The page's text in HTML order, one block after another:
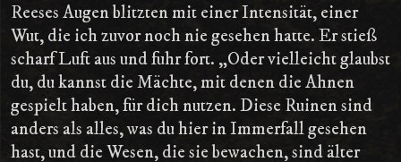
Reeses Augen blitzten mit einer Intensität, einer
Wut, die ich zuvor noch nie gesehen hatte. Er stieß
scharf Luft aus und fuhr fort. „Oder vielleicht glaubst
du, du kannst die Mächte, mit denen die Ahnen
gespielt haben, für dich nutzen. Diese Ruinen sind
anders als alles, was du hier in Immerfall gesehen
hast, und die Wesen, die sie bewachen, sind älter